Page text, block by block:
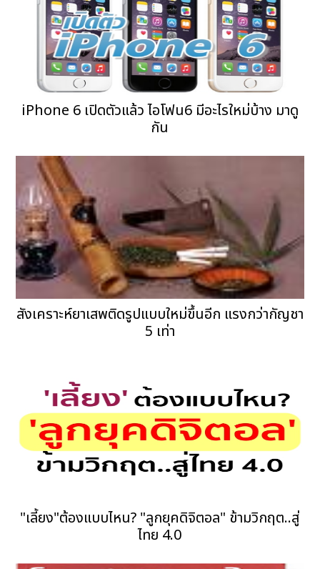
iPhone 6 เปิดตัวแล้ว ไอโฟน6 มีอะไรใหม่บ้าง มาดู
กัน
สังเคราะห์ยาเสพติดรูปแบบใหม่ขึ้นอีก แรงกว่ากัญชา
5 เท่า
"เลี้ยง"ต้องแบบไหน? "ลูกยุคดิจิตอล" ข้ามวิกฤต..สู่
ไทย 4.0